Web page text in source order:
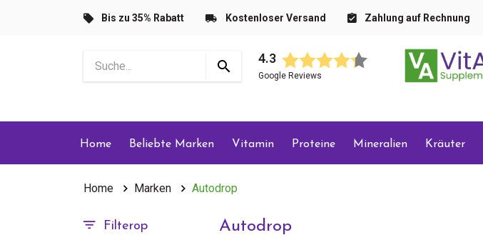
Bis zu 35% Rabatt Kostenloser Versand Zahlung auf Rechnung
4.3
Google Reviews
Home Beliebte Marken Vitamin Proteine Mineralien Kräuter
Home Marken Autodrop
Filterop Autodrop